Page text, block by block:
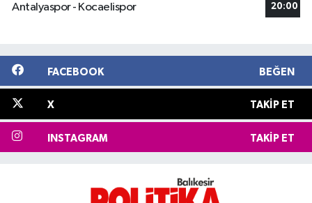
Antalyaspor - Kocaelispor 20:00
FACEBOOK BEĞEN
X TAKIP ET
INSTAGRAM TAKIP ET